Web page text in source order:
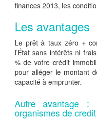
finances 2013, les
Les avantages
Le prêt à taux zéro +
l’État sans intérêts ni
% de votre crédit
pour alléger le montant
capacité à emprunter.
Autre avantage
organismes de